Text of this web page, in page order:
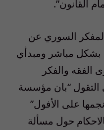
القانون”.
السوري عن
بشكل مباشر ومبدأي
الفقه والفكر
التقول “بان مؤسسة
على الأفول”
حول مسألة